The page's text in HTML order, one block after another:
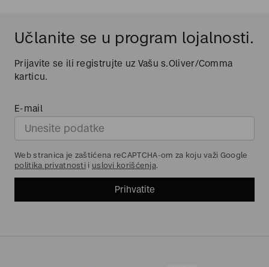
Učlanite se u program lojalnosti.
Prijavite se ili registrujte uz Vašu s.Oliver/Comma
karticu.
E-mail
Web stranica je zaštićena reCAPTCHA-om za koju važi Google
politika privatnosti i uslovi korišćenja.
Prihvatite